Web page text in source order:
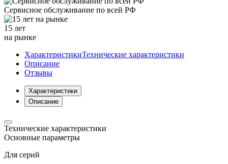
Сервисное обслуживание по всей РФ
15 лет
на рынке
ХарактеристикиТехнические характеристики
Описание
Отзывы
Характеристики
Описание
Технические характеристики
Основные параметры
Для серий